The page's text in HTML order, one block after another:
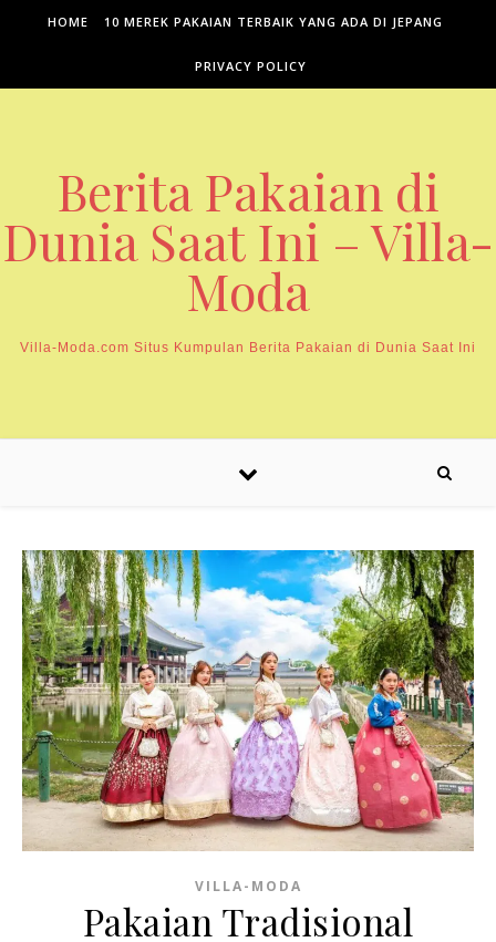
Skip to content
HOME 10 MEREK PAKAIAN TERBAIK YANG ADA DI JEPANG
PRIVACY POLICY
Berita Pakaian di
Dunia Saat Ini – Villa-
Moda
Villa-Moda.com Situs Kumpulan Berita Pakaian di Dunia Saat Ini
VILLA-MODA
Pakaian Tradisional